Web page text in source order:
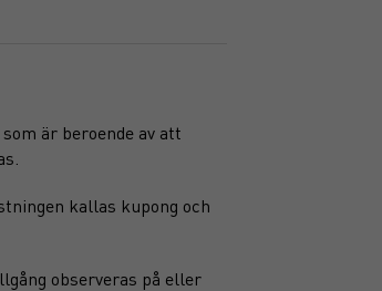
är beroende av att
kallas kupong och
observeras på eller